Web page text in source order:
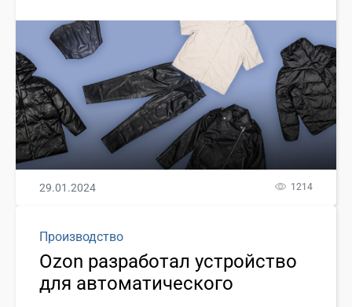
29.01.2024 1214
Производство
Ozon разработал устройство
для автоматического